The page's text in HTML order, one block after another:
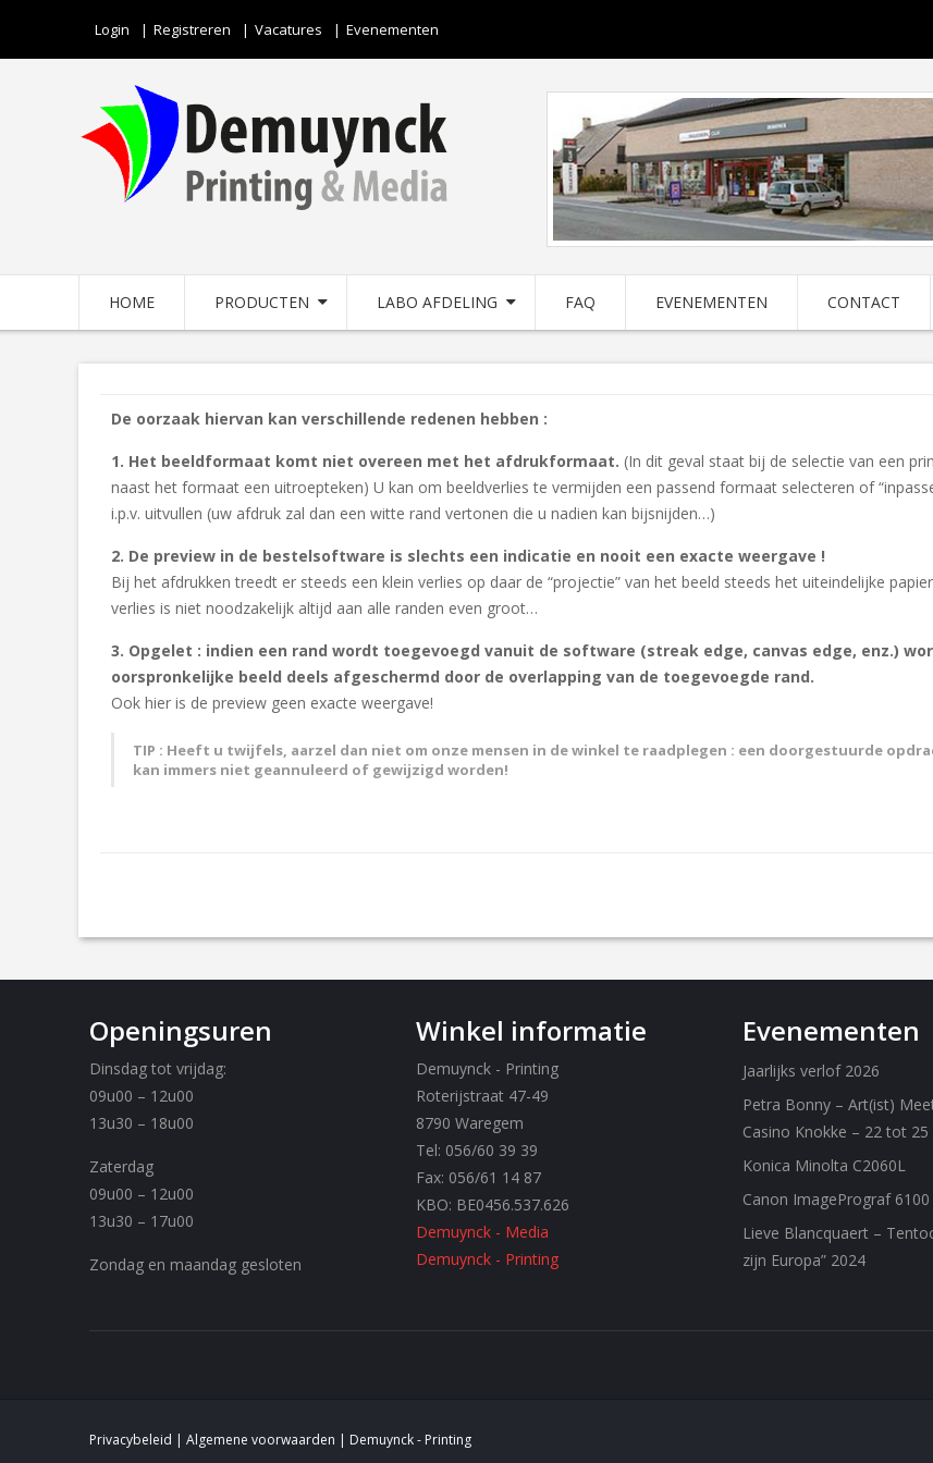
Login Registreren Vacatures Evenementen
HOME PRODUCTEN LABO AFDELING FAQ EVENEMENTEN CONTACT
De oorzaak hiervan kan verschillende redenen hebben :
1. Het beeldformaat komt niet overeen met het afdrukformaat. (In dit geval staat bij de selectie van een
naast het formaat een uitroepteken) U kan om beeldverlies te vermijden een passend formaat selecteren of
i.p.v. uitvullen (uw afdruk zal dan een witte rand vertonen die u nadien kan bijsnijden…)
2. De preview in de bestelsoftware is slechts een indicatie en nooit een exacte weergave !
Bij het afdrukken treedt er steeds een klein verlies op daar de “projectie” van het beeld steeds het uiteindelijke
verlies is niet noodzakelijk altijd aan alle randen even groot…
3. Opgelet : indien een rand wordt toegevoegd vanuit de software (streak edge, canvas edge, enz.)
oorspronkelijke beeld deels afgeschermd door de overlapping van de toegevoegde rand.
Ook hier is de preview geen exacte weergave!
TIP : Heeft u twijfels, aarzel dan niet om onze mensen in de winkel te raadplegen : een doorgestuurde
kan immers niet geannuleerd of gewijzigd worden!
Openingsuren
Dinsdag tot vrijdag:
09u00 – 12u00
13u30 – 18u00
Zaterdag
09u00 – 12u00
13u30 – 17u00
Zondag en maandag gesloten
Winkel informatie
Demuynck - Printing
Roterijstraat 47-49
8790 Waregem
Tel: 056/60 39 39
Fax: 056/61 14 87
KBO: BE0456.537.626
Demuynck - Media
Demuynck - Printing
Evenementen
Jaarlijks verlof 2026
Petra Bonny – Art(ist)
Casino Knokke – 22 tot
Konica Minolta C2060L
Canon ImagePrograf 6100
Lieve Blancquaert –
zijn Europa” 2024
Privacybeleid Algemene voorwaarden | Demuynck - Printing